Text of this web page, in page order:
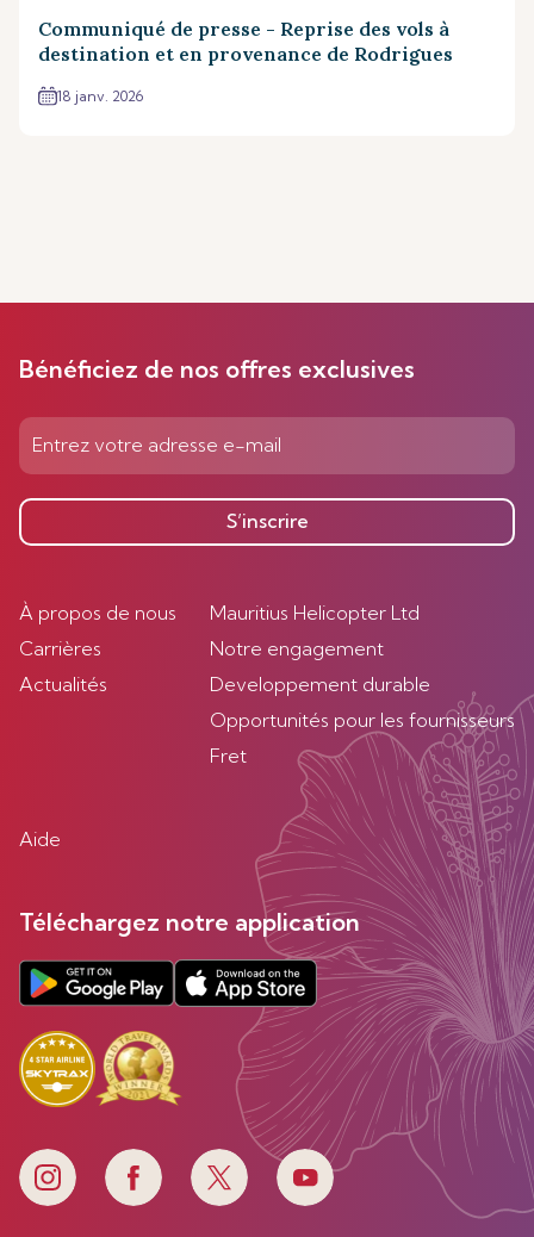
Communiqué de presse - Reprise des vols à
destination et en provenance de Rodrigues
18 janv. 2026
Bénéficiez de nos offres exclusives
S’inscrire
À propos de nous
Carrières
Actualités
Mauritius Helicopter Ltd
Notre engagement
Developpement durable
Opportunités pour les fournisseurs
Fret
Aide
Téléchargez notre application